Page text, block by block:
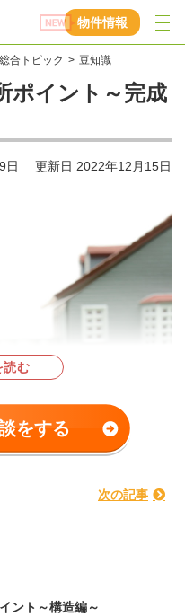
物件情報
総合トピック 豆知識
ポイント～完成
日 更新日 2022年12月15日
ーや工務店の各種イベン
しょうか？
読む
をする
次の記事
ント～構造編～